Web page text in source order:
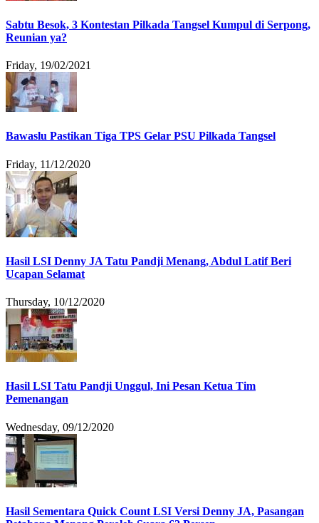
Sabtu Besok, 3 Kontestan Pilkada Tangsel Kumpul di Serpong,
Reunian ya?
Friday, 19/02/2021
Bawaslu Pastikan Tiga TPS Gelar PSU Pilkada Tangsel
Friday, 11/12/2020
Hasil LSI Denny JA Tatu Pandji Menang, Abdul Latif Beri
Ucapan Selamat
Thursday, 10/12/2020
Hasil LSI Tatu Pandji Unggul, Ini Pesan Ketua Tim
Pemenangan
Wednesday, 09/12/2020
Hasil Sementara Quick Count LSI Versi Denny JA, Pasangan